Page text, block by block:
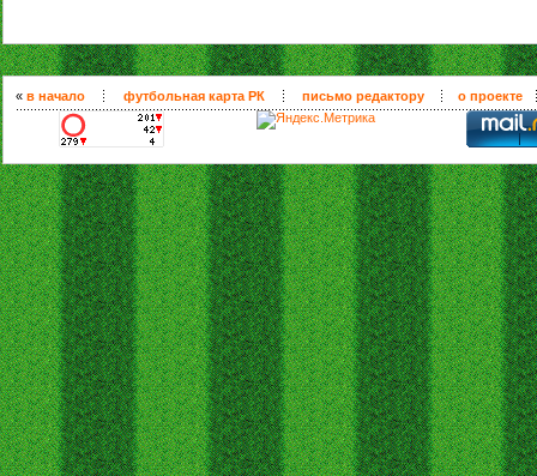
« в начало футбольная карта РК письмо редактору о проекте